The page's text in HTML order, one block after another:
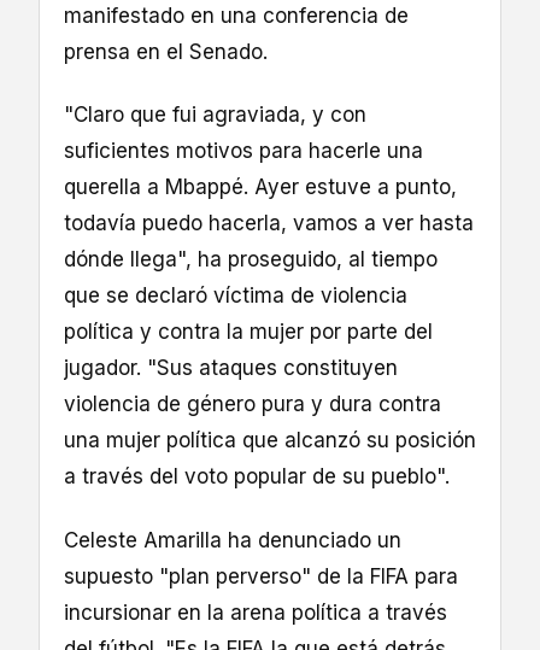
manifestado en una conferencia de
prensa en el Senado.
"Claro que fui agraviada, y con
suficientes motivos para hacerle una
querella a Mbappé. Ayer estuve a punto,
todavía puedo hacerla, vamos a ver hasta
dónde llega", ha proseguido, al tiempo
que se declaró víctima de violencia
política y contra la mujer por parte del
jugador. "Sus ataques constituyen
violencia de género pura y dura contra
una mujer política que alcanzó su posición
a través del voto popular de su pueblo".
Celeste Amarilla ha denunciado un
supuesto "plan perverso" de la FIFA para
incursionar en la arena política a través